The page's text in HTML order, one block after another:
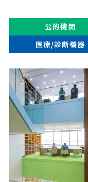
公的機関
医療/診断機器